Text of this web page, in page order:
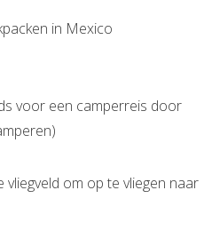
in Mexico
voor een camperreis door
vliegveld om op te vliegen naar